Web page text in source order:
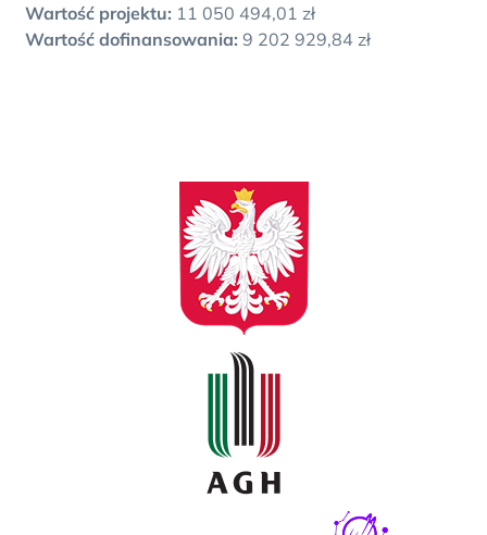
Wartość projektu: 11 050 494,01 zł
Wartość dofinansowania: 9 202 929,84 zł